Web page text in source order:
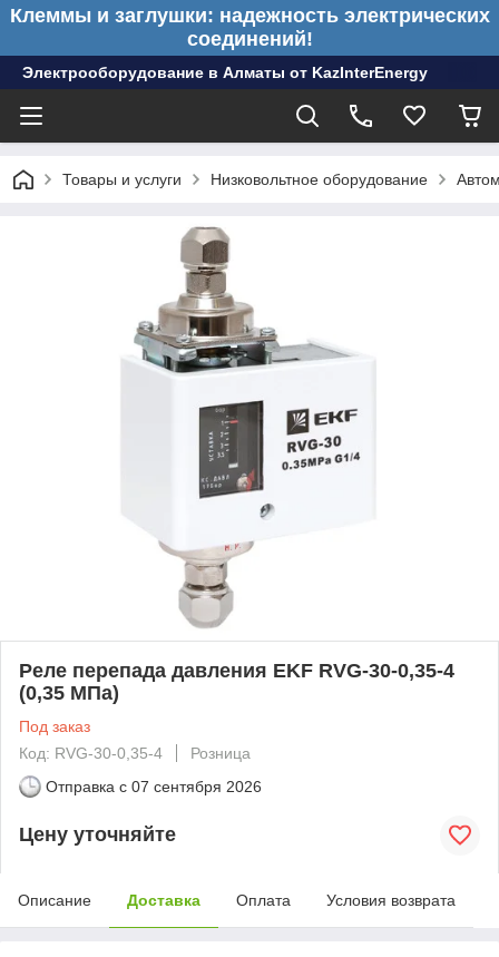
Клеммы и заглушки: надежность электрических
соединений!
Электрооборудование в Алматы от KazInterEnergy
Товары и услуги Низковольтное оборудование
Реле перепада давления EKF RVG-30-0,35-4
(0,35 МПа)
Под заказ
Код: RVG-30-0,35-4
Розница
Отправка с 07 сентября 2026
Цену уточняйте
Описание Доставка Оплата Условия возврата